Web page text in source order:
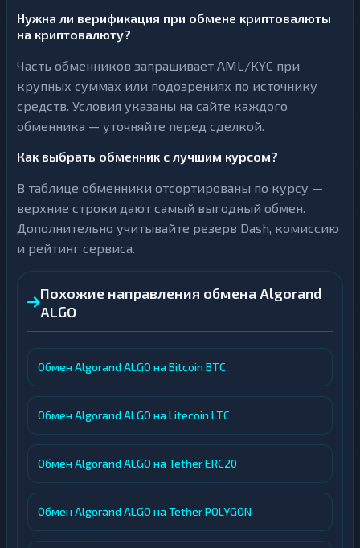
Нужна ли верификация при обмене криптовалюты
на криптовалюту?
Часть обменников запрашивает AML/KYC при
крупных суммах или подозрениях по источнику
средств. Условия указаны на сайте каждого
обменника — уточняйте перед сделкой.
Как выбрать обменник с лучшим курсом?
В таблице обменники отсортированы по курсу —
верхние строки дают самый выгодный обмен.
Дополнительно учитывайте резерв Dash, комиссию
и рейтинг сервиса.
Похожие направления обмена Algorand
ALGO
Обмен Algorand ALGO на Bitcoin BTC
Обмен Algorand ALGO на Litecoin LTC
Обмен Algorand ALGO на Tether ERC20
Обмен Algorand ALGO на Tether POLYGON